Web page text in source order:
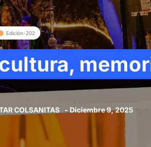
Edición-202
COLSANITAS - Diciembre 9, 2025